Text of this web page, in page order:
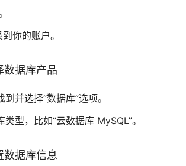
你的账户。
数据库产品
并选择“数据库”选项。
型，比如“云数据库 MySQL”。
数据库信息